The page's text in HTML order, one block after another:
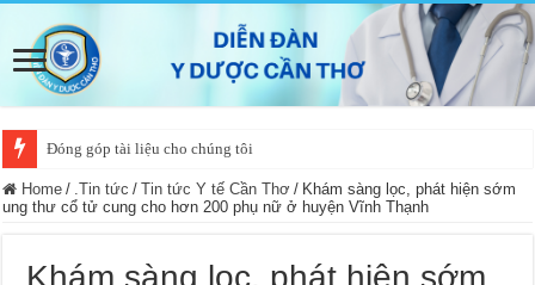
Đóng góp tài liệu cho chúng tôi
Home / .Tin tức / Tin tức Y tế Cần Thơ / Khám sàng lọc, phát hiện sớm
ung thư cổ tử cung cho hơn 200 phụ nữ ở huyện Vĩnh Thạnh
Khám sàng lọc, phát hiện sớm